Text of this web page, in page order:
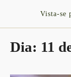
Vista-se
Dia: 11